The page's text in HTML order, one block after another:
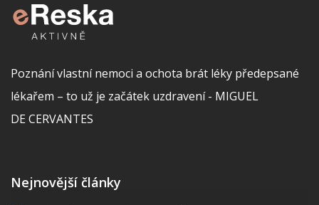
Poznání vlastní nemoci a ochota brát léky předepsané
lékařem – to už je začátek uzdravení - MIGUEL
DE CERVANTES
Nejnovější články